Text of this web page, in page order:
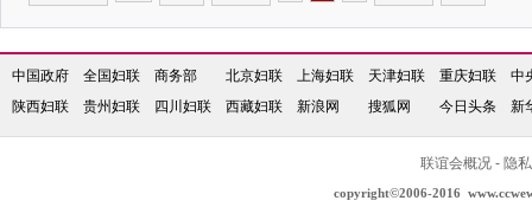
中国政府 全国妇联 商务部 北京妇联 上海妇联 天津妇联 重庆妇联
中
陕西妇联
贵州妇联 四川妇联 西藏妇联 新浪网 搜狐网 今日头条 新
联谊会概况 - 隐
copyright©2006-2016